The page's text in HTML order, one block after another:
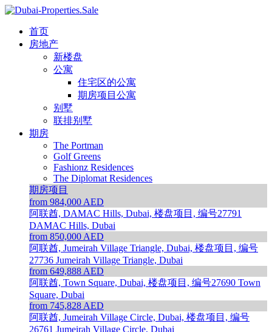
首页
房地产
新楼盘
公寓
住宅区的公寓
期房项目公寓
别墅
联排别墅
期房
The Portman
Golf Greens
Fashionz Residences
The Diplomat Residences
期房项目
from 984,000 AED
阿联酋, DAMAC Hills, Dubai, 楼盘项目, 编号27791
DAMAC Hills, Dubai
from 850,000 AED
阿联酋, Jumeirah Village Triangle, Dubai, 楼盘项目, 编号
27736 Jumeirah Village Triangle, Dubai
from 649,888 AED
阿联酋, Town Square, Dubai, 楼盘项目, 编号27690 Town
Square, Dubai
from 745,828 AED
阿联酋, Jumeirah Village Circle, Dubai, 楼盘项目, 编号
26761 Jumeirah Village Circle, Dubai